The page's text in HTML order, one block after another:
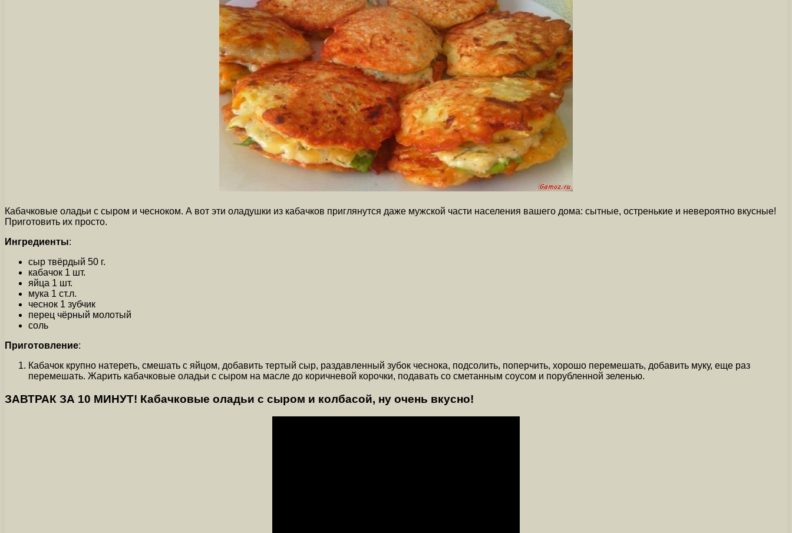
Кабачковые оладьи с сыром и чесноком. А вот эти оладушки из кабачков приглянутся даже мужской части населения вашего дома: сытные, остренькие и невероятно вкусные!
Приготовить их просто.
Ингредиенты:
сыр твёрдый 50 г.
кабачок 1 шт.
яйца 1 шт.
мука 1 ст.л.
чеснок 1 зубчик
перец чёрный молотый
соль
Приготовление:
Кабачок крупно натереть, смешать с яйцом, добавить тертый сыр, раздавленный зубок чеснока, подсолить, поперчить, хорошо перемешать, добавить муку, еще раз
перемешать. Жарить кабачковые оладьи с сыром на масле до коричневой корочки, подавать со сметанным соусом и порубленной зеленью.
ЗАВТРАК ЗА 10 МИНУТ! Кабачковые оладьи с сыром и колбасой, ну очень вкусно!